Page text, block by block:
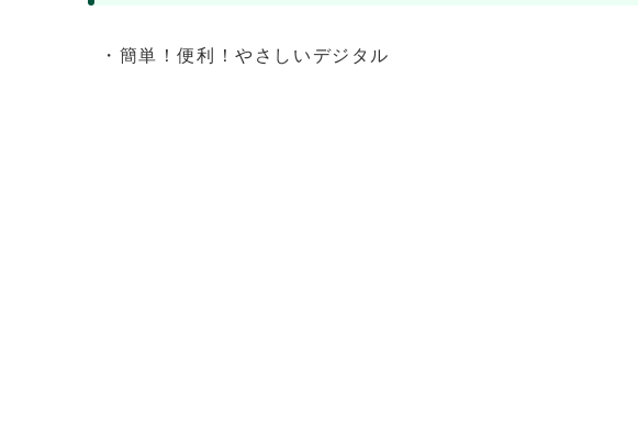
・簡単！便利！やさしいデジタル